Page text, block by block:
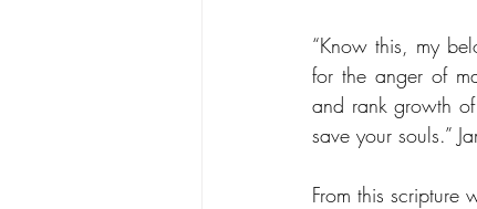
“Know this, my
for the anger of
and rank growth
save your souls.”
From this scripture